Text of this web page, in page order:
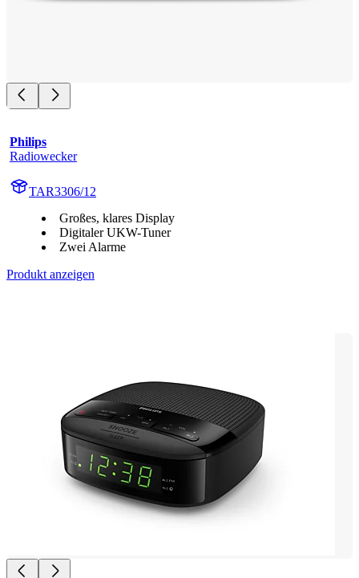
Philips
Radiowecker
TAR3306/12
Großes, klares Display
Digitaler UKW-Tuner
Zwei Alarme
Produkt anzeigen